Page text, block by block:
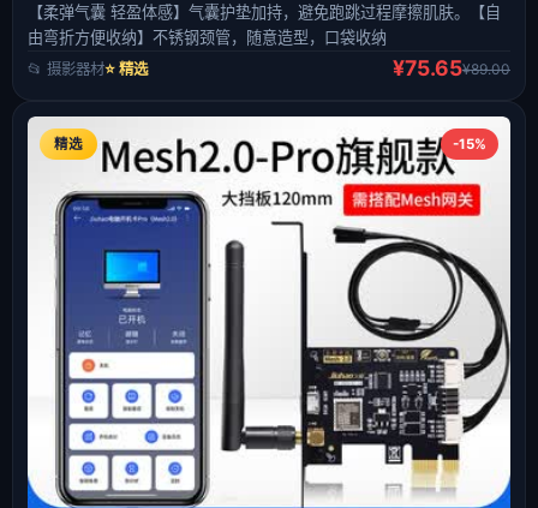
【柔弹气囊 轻盈体感】气囊护垫加持，避免跑跳过程摩擦肌肤。【自
由弯折方便收纳】不锈钢颈管，随意造型，口袋收纳
📂 摄影器材⭐ 精选 ¥75.65¥89.00
-15%
精选